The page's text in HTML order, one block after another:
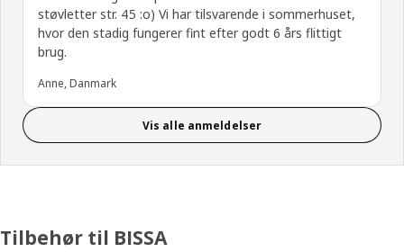
støvletter str. 45 :o) Vi har tilsvarende i sommerhuset,
hvor den stadig fungerer fint efter godt 6 års flittigt
brug.
Anne, Danmark
Vis alle anmeldelser
Tilbehør til BISSA